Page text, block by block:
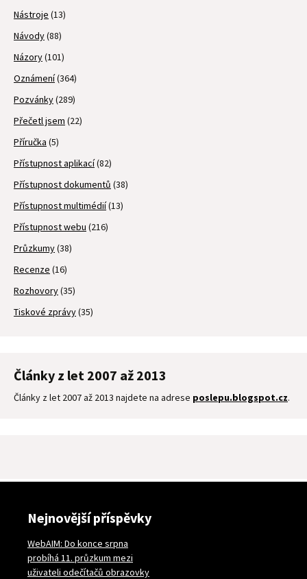
Nástroje (13)
Návody(88)
Názory(101)
Oznámení(364)
Pozvánky(289)
Přečetl jsem (22)
Příručka (5)
Přístupnost aplikací(82)
Přístupnost dokumentů (38)
Přístupnost multimédií(13)
Přístupnost webu (216)
Průzkumy(38)
Recenze (16)
Rozhovory(35)
Tiskové zprávy(35)
Články z let 2007 až 2013
Články z let 2007 až 2013 najdete na adrese poslepu.blogspot.cz.
Nejnovější příspěvky
WebAIM: Do konce srpna
probíhá 11. průzkum mezi
uživateli odečítačů obrazovky